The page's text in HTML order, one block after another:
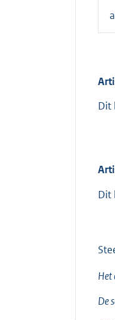
Dit
Dit
Het
De